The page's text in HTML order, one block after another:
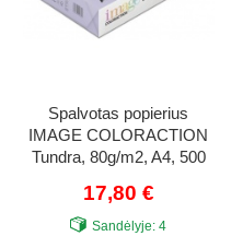
Spalvotas popierius
IMAGE COLORACTION
Tundra, 80g/m2, A4, 500
17,80 €
Sandėlyje: 4